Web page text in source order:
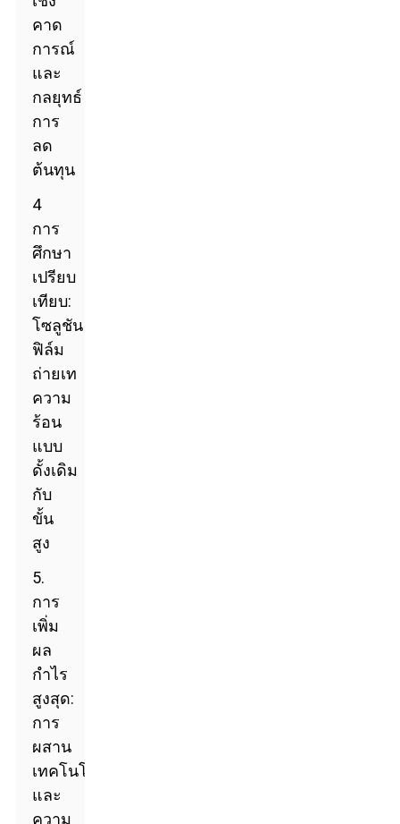
คาด
การณ์
และ
กลยุทธ์
การ
ลด
ต้นทุน
4
การ
ศึกษา
เปรียบ
เทียบ:
โซลูชัน
ฟิล์ม
ถ่ายเท
ความ
ร้อน
แบบ
ดั้งเดิม
กับ
ขั้น
สูง
5.
การ
เพิ่ม
ผล
กำไร
สูงสุด:
การ
ผสาน
เทคโนโลยี
และ
ความ